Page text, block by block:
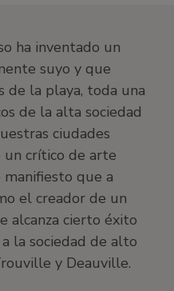
ha inventado un
suyo y que
de la playa, toda una
de la alta sociedad
ciudades
un crítico de arte
que a
el creador de un
alcanza cierto éxito
la sociedad de alto
y Deauville.